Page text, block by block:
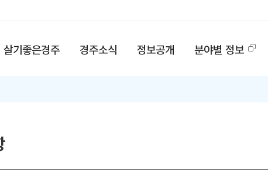
살기좋은경주 경주소식 정보공개 분야별 정보